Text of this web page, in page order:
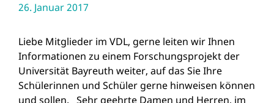
26. Januar 2017
Liebe Mitglieder im VDL, gerne leiten wir Ihnen
Informationen zu einem Forschungsprojekt der
Universität Bayreuth weiter, auf das Sie Ihre
Schülerinnen und Schüler gerne hinweisen können
und sollen. Sehr geehrte Damen und Herren, im